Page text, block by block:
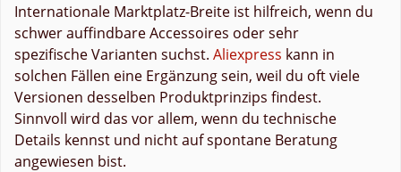
Internationale Marktplatz-Breite ist hilfreich, wenn du
schwer auffindbare Accessoires oder sehr
spezifische Varianten suchst. Aliexpress kann in
solchen Fällen eine Ergänzung sein, weil du oft viele
Versionen desselben Produktprinzips findest.
Sinnvoll wird das vor allem, wenn du technische
Details kennst und nicht auf spontane Beratung
angewiesen bist.